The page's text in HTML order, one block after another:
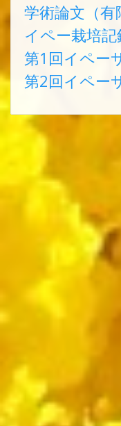
学術論文（有
イペー栽培記
第1回イペー
第2回イペー